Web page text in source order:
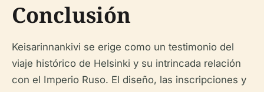
Conclusión
Keisarinnankivi se erige como un testimonio del
viaje histórico de Helsinki y su intrincada relación
con el Imperio Ruso. El diseño, las inscripciones y